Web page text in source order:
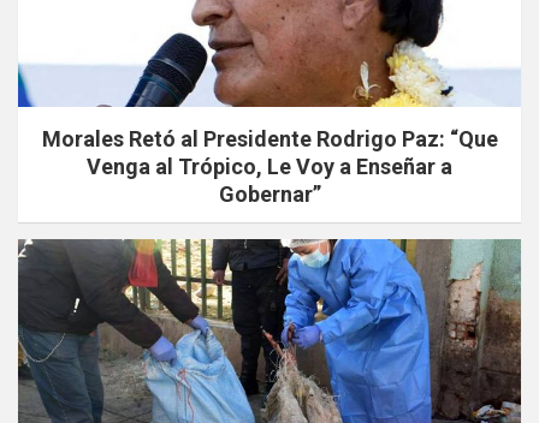
Morales Retó al Presidente Rodrigo Paz: “Que
Venga al Trópico, Le Voy a Enseñar a
Gobernar”